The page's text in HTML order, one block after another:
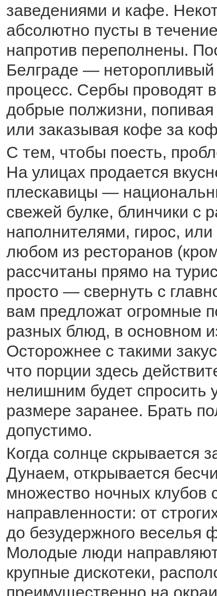
заведениями и кафе.
абсолютно пусты в
напротив переполнены.
Белграде —
процесс. Сербы проводят
добрые полжизни,
или заказывая кофе за
С тем, чтобы поесть,
На улицах продается
плескавицы —
свежей булке, блинчики с
наполнителями, гирос,
любом из ресторанов
рассчитаны прямо на
просто — свернуть с
вам предложат огромные
разных блюд, в основном
Осторожнее с такими
что порции здесь
нелишним будет спросить
размере заранее. Брать
допустимо.
Когда солнце скрывается
Дунаем, открывается
множество ночных клубов
направленности: от
до безудержного веселья
Молодые люди
крупные дискотеки,
преимущественно на